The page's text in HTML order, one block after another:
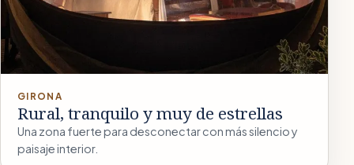
GIRONA
Rural, tranquilo y muy de estrellas
Una zona fuerte para desconectar con más silencio y
paisaje interior.